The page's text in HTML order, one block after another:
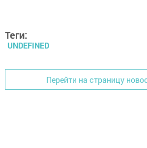
Теги:
UNDEFINED
Перейти на страницу